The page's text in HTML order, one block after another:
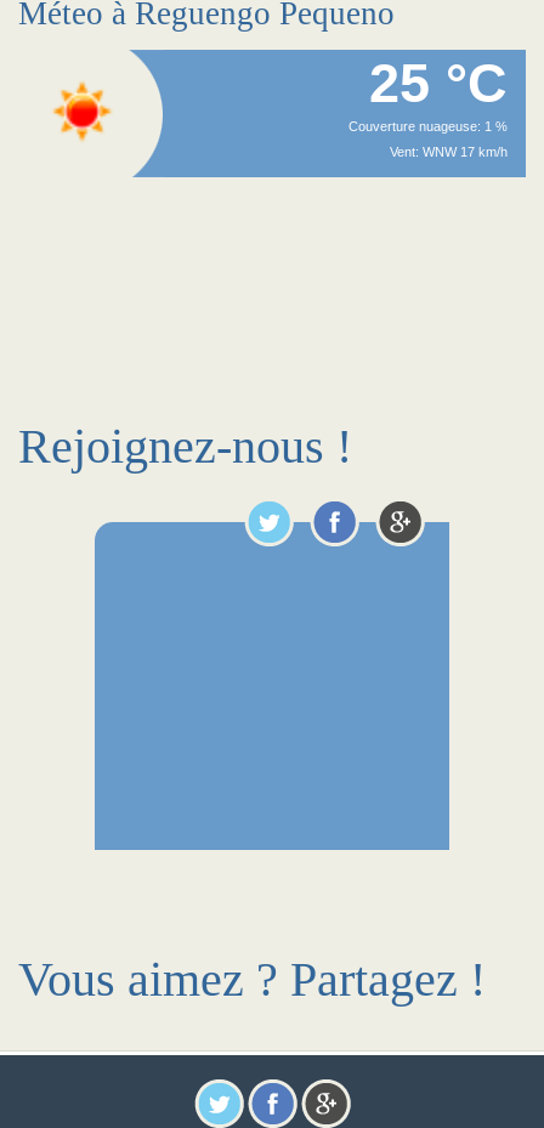
Méteo à Reguengo Pequeno
25 °C
Couverture nuageuse: 1 %
Vent: WNW 17 km/h
Rejoignez-nous !
Vous aimez ? Partagez !